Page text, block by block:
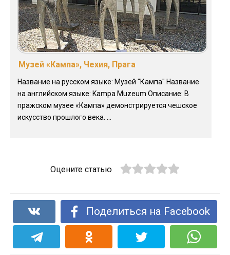
Музей «Кампа», Чехия, Прага
Название на русском языке: Музей "Кампа" Название
на английском языке: Kampa Muzeum Описание: В
пражском музее «Кампа» демонстрируется чешское
искусство прошлого века. ...
Оцените статью
Поделиться на Facebook